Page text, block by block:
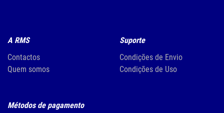
A RMS
Contactos
Quem somos
Suporte
Condições de Envio
Condições de Uso
Métodos de pagamento